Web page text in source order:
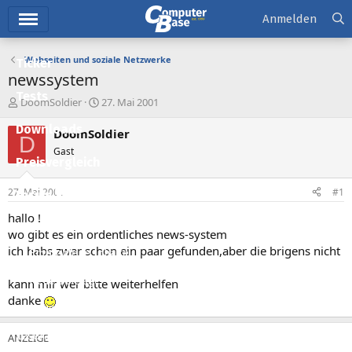
Ticker
Tests
Downloads
Preisvergleich
Forum
Aktuelles
Empfohlene Inhalte
Neue Beiträge
Neueste Aktivitäten
Leserartikel
Anmelden
Webseiten und soziale Netzwerke
newssystem
E
s
e
e
r
DoomSoldier
E
s
t
m
27. Mai 2001
D DoomSoldier
Gast
27. Mai 2001 #1
hallo !
wo gibt es ein ordentliches news-system
ich habs zwar schon ein paar gefunden,aber die brigens nicht
kann mir wer bitte weiterhelfen
danke